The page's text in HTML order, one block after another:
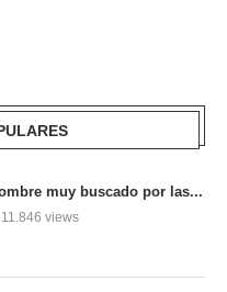
muy buscado por las...
11.846 views